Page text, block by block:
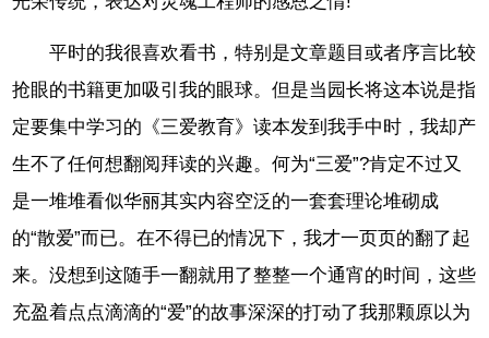
平时的我很喜欢看书，特别是文章题目或者序言比较
抢眼的书籍更加吸引我的眼球。但是当园长将这本说是指
定要集中学习的《三爱教育》读本发到我手中时，我却产
生不了任何想翻阅拜读的兴趣。何为“三爱”?肯定不过又
是一堆堆看似华丽其实内容空泛的一套套理论堆砌成
的“散爱”而已。在不得已的情况下，我才一页页的翻了起
来。没想到这随手一翻就用了整整一个通宵的时间，这些
充盈着点点滴滴的“爱”的故事深深的打动了我那颗原以为